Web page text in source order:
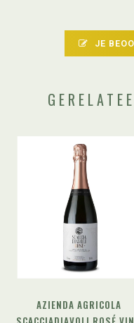
JE
AZIENDA AGRICOLA